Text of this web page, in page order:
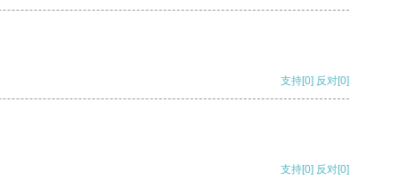
支持[0] 反对[0]
支持[0] 反对[0]